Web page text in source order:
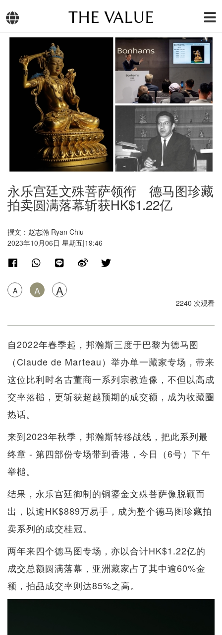
THE VALUE
永乐宫廷文殊菩萨领衔 德马图珍藏
拍卖圆满落幕斩获HK$1.22亿
撰文：赵志瀚 Ryan Chiu
2023年10月06日 星期五|19:46
A A A
2240 次观看
自2022年春季起，邦瀚斯三度于巴黎为德马图
（Claude de Marteau）举办单一藏家专场，带来
这位比利时名古董商一系列宗教造像，不但以高成
交率落槌，更斩获超越预期的成交额，成为收藏圈
热话。
来到2023年秋季，邦瀚斯转移战线，把此系列最
终章 - 第四部份专场带到香港，今日（6号）下午
举槌。
结果，永乐宫廷御制的铜鎏金文殊菩萨像脱颖而
出，以逾HK$889万易手，成为整个德马图珍藏拍
卖系列的成交桂冠。
两年来四个德马图专场，亦以合计HK$1.22亿的
成交总额圆满落幕，亚洲藏家占了其中逾60%金
额，拍品成交率则达85%之高。